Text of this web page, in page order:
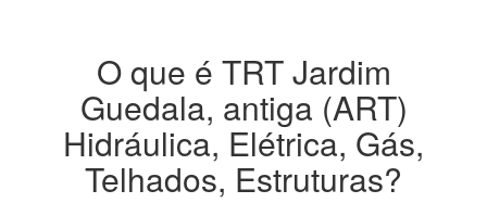
O que é TRT Jardim
Guedala, antiga (ART)
Hidráulica, Elétrica, Gás,
Telhados, Estruturas?